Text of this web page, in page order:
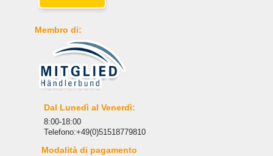
Membro di:
Dal Lunedì al Venerdì:
8:00-18:00
Telefono:+49(0)51518779810
Modalità di pagamento